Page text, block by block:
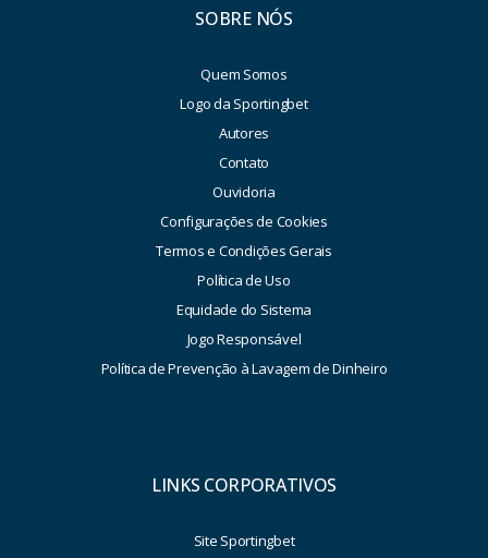
SOBRE NÓS
Quem Somos
Logo da Sportingbet
Autores
Contato
Ouvidoria
Configurações de Cookies
Termos e Condições Gerais
Política de Uso
Equidade do Sistema
Jogo Responsável
Política de Prevenção à Lavagem de Dinheiro
LINKS CORPORATIVOS
Site Sportingbet